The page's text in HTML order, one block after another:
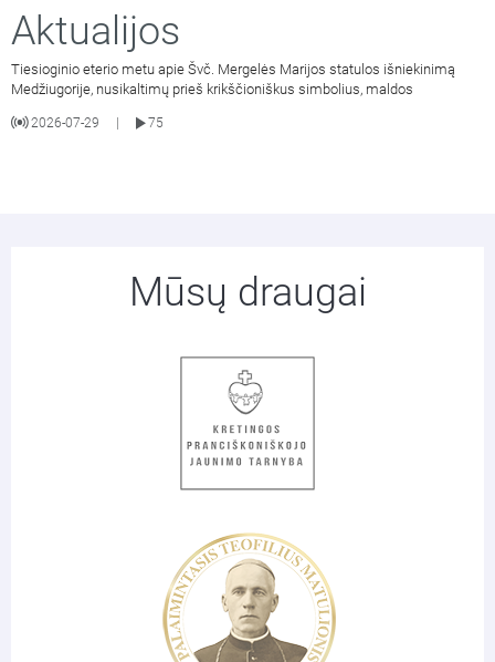
Aktualijos
Tiesioginio eterio metu apie Švč. Mergelės Marijos statulos išniekinimą
Medžiugorije, nusikaltimų prieš krikščioniškus simbolius, maldos
2026-07-29 75
Mūsų draugai